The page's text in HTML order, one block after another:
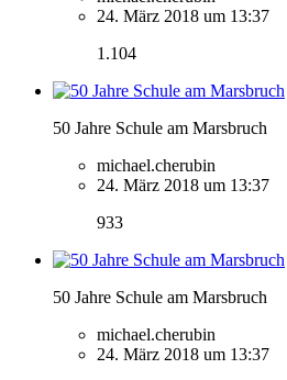
24. März 2018 um 13:37
1.104
50 Jahre Schule am Marsbruch
michael.cherubin
24. März 2018 um 13:37
933
50 Jahre Schule am Marsbruch
michael.cherubin
24. März 2018 um 13:37